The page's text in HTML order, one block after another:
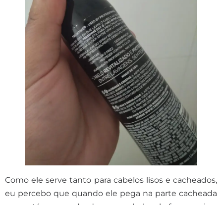
Como ele serve tanto para cabelos lisos e cacheados,
eu percebo que quando ele pega na parte cacheada